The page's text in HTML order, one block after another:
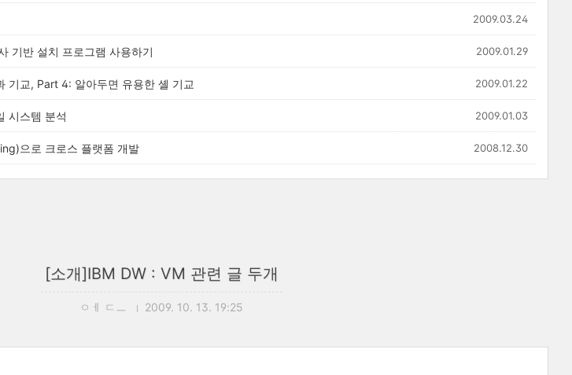
2009.03.24
기반 설치 프로그램 사용하기 2009.01.29
기교, Part 4: 알아두면 유용한 셸 기교 2009.01.22
시스템 분석 2009.01.03
으로 크로스 플랫폼 개발 2008.12.30
[소개]IBM DW : VM 관련 글 두개
ㅇㅔ ㄷㅡ 2009. 10. 13. 19:25